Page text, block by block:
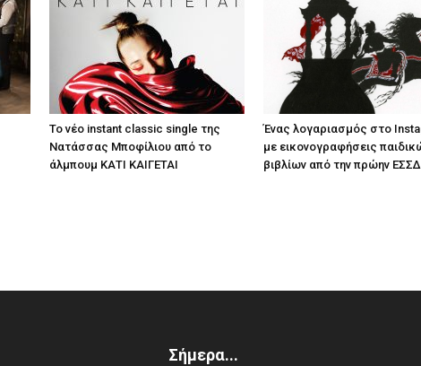
Το νέο instant classic single της
Νατάσσας Μποφίλιου από το
άλμπουμ ΚΑΤΙ ΚΑΙΓΕΤΑΙ
Ένας λογαριασμός στο
με εικονογραφήσεις
βιβλίων από την πρώην ΕΣΣΔ
Σήμερα...